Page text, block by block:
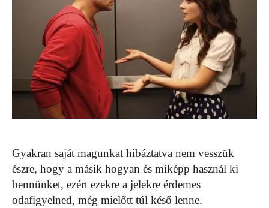
Gyakran saját magunkat hibáztatva nem vesszük
észre, hogy a másik hogyan és miképp használ ki
bennünket, ezért ezekre a jelekre érdemes
odafigyelned, még mielőtt túl késő lenne.